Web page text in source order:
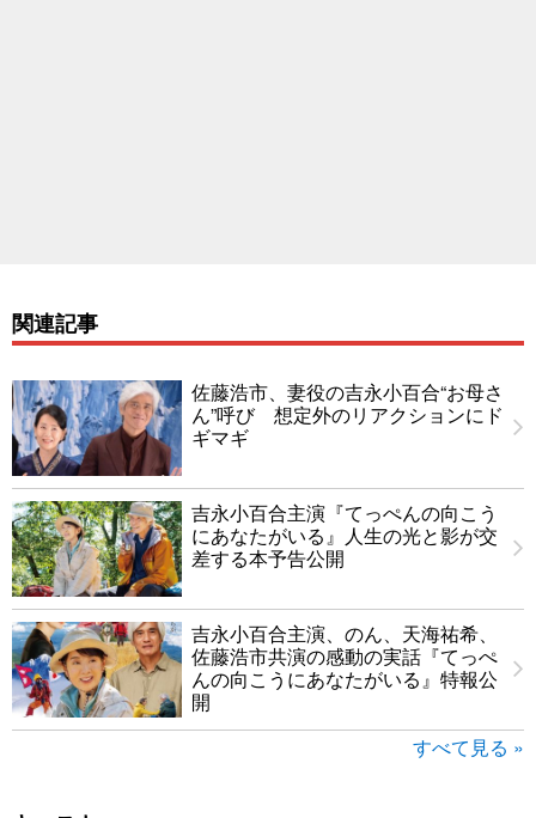
関連記事
佐藤浩市、妻役の吉永小百合“お母さ
ん”呼び 想定外のリアクションにド
ギマギ
吉永小百合主演『てっぺんの向こう
にあなたがいる』人生の光と影が交
差する本予告公開
吉永小百合主演、のん、天海祐希、
佐藤浩市共演の感動の実話『てっぺ
んの向こうにあなたがいる』特報公
開
すべて見る »